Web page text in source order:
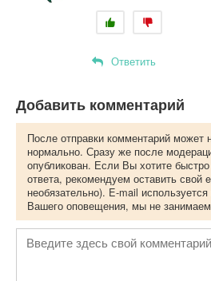
Ответить
Добавить комментарий
После отправки комментарий может
нормально. Сразу же после
опубликован. Если Вы хотите
ответа, рекомендуем оставить свой
необязательно). E-mail
Вашего оповещения, мы не